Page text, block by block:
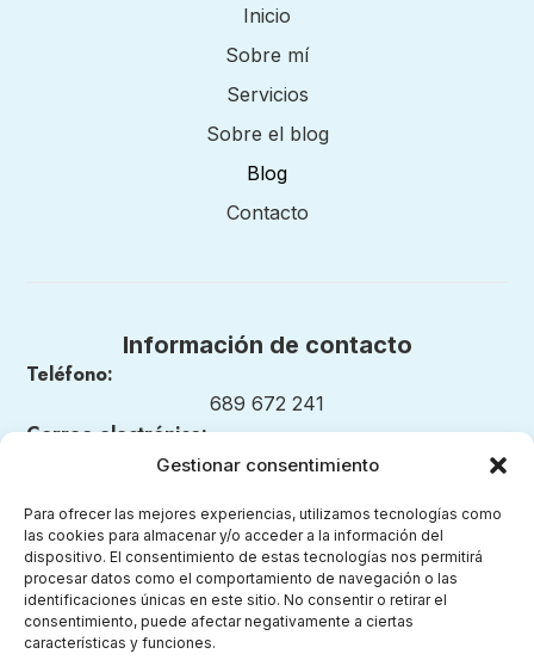
Gestionar consentimiento
Para ofrecer las mejores experiencias, utilizamos tecnologías como
las cookies para almacenar y/o acceder a la información del
dispositivo. El consentimiento de estas tecnologías nos permitirá
procesar datos como el comportamiento de navegación o las
identificaciones únicas en este sitio. No consentir o retirar el
consentimiento, puede afectar negativamente a ciertas
características y funciones.
Inicio
Sobre mí
Servicios
Sobre el blog
Blog
Contacto
Información de contacto
Teléfono:
689 672 241
Correo electrónico:
nuestrosmomentosmontessori@gmail.com
Legal
Aviso legal